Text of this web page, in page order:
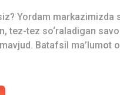
Yordam markazimizda
tez-tez so‘raladigan
Batafsil ma’lumot